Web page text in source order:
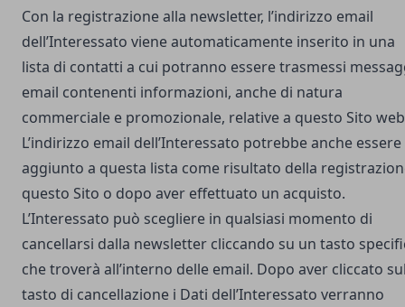
Con la registrazione alla newsletter, l’indirizzo email
dell’Interessato viene automaticamente inserito in una
lista di contatti a cui potranno essere trasmessi
email contenenti informazioni, anche di natura
commerciale e promozionale, relative a questo Sito
L’indirizzo email dell’Interessato potrebbe anche essere
aggiunto a questa lista come risultato della
questo Sito o dopo aver effettuato un acquisto.
L’Interessato può scegliere in qualsiasi momento di
cancellarsi dalla newsletter cliccando su un tasto
che troverà all’interno delle email. Dopo aver cliccato
tasto di cancellazione i Dati dell’Interessato verranno